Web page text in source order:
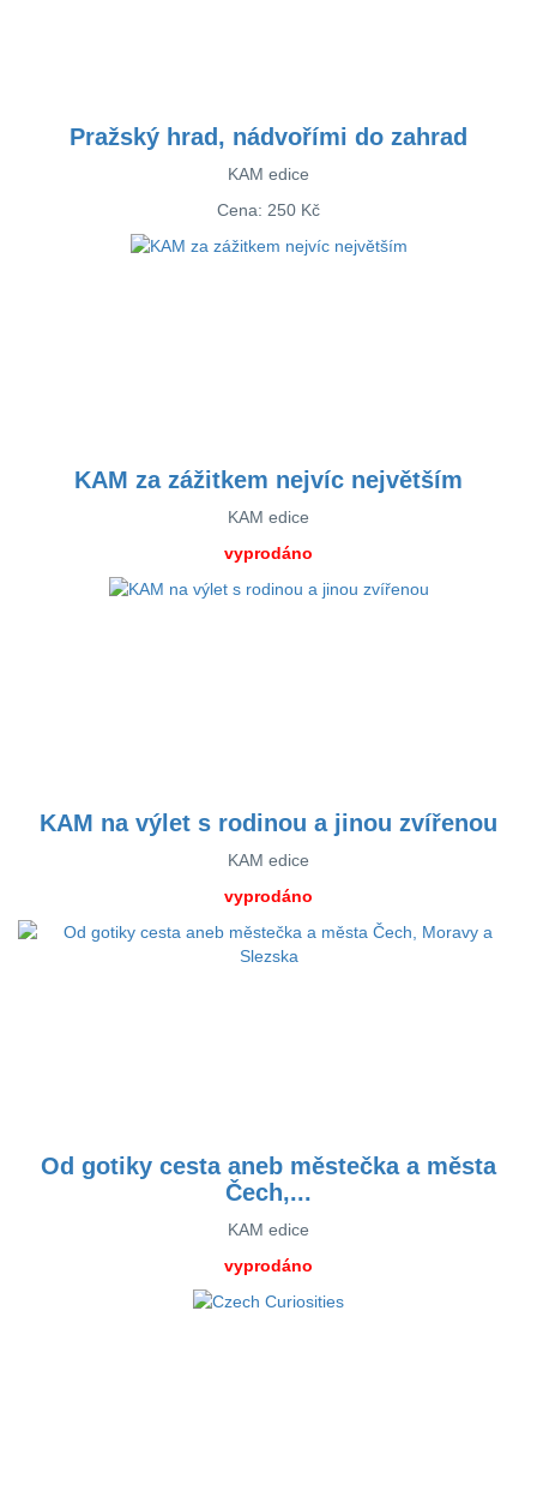
Pražský hrad, nádvořími do zahrad
KAM edice
Cena: 250 Kč
KAM za zážitkem nejvíc největším
KAM edice
vyprodáno
KAM na výlet s rodinou a jinou zvířenou
KAM edice
vyprodáno
Od gotiky cesta aneb městečka a města
Čech,...
KAM edice
vyprodáno